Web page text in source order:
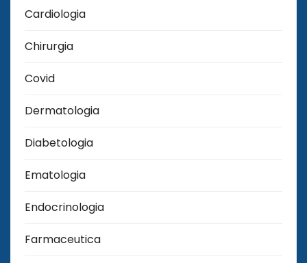
Cardiologia
Chirurgia
Covid
Dermatologia
Diabetologia
Ematologia
Endocrinologia
Farmaceutica